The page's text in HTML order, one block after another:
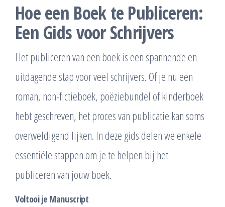
Hoe een Boek te Publiceren:
Een Gids voor Schrijvers
Het publiceren van een boek is een spannende en
uitdagende stap voor veel schrijvers. Of je nu een
roman, non-fictieboek, poëziebundel of kinderboek
hebt geschreven, het proces van publicatie kan soms
overweldigend lijken. In deze gids delen we enkele
essentiële stappen om je te helpen bij het
publiceren van jouw boek.
Voltooi je Manuscript